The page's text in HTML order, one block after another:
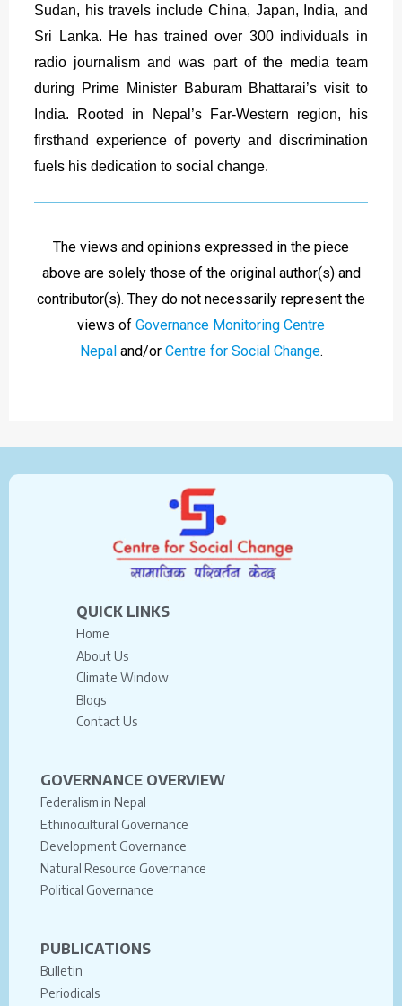
Sudan, his travels include China, Japan, India, and
Sri Lanka. He has trained over 300 individuals in
radio journalism and was part of the media team
during Prime Minister Baburam Bhattarai’s visit to
India. Rooted in Nepal’s Far-Western region, his
firsthand experience of poverty and discrimination
fuels his dedication to social change.
The views and opinions expressed in the piece
above are solely those of the original author(s) and
contributor(s). They do not necessarily represent the
views of Governance Monitoring Centre
Nepaland/or Centre for Social Change.
QUICK LINKS
Home
About Us
Climate Window
Blogs
Contact Us
GOVERNANCE OVERVIEW
Federalism in Nepal
Ethinocultural Governance
Development Governance
Natural Resource Governance
Political Governance
PUBLICATIONS
Bulletin
Periodicals